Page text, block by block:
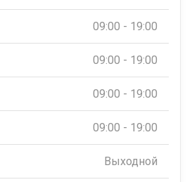
09:00 - 19:00
09:00 - 19:00
09:00 - 19:00
09:00 - 19:00
Выходной